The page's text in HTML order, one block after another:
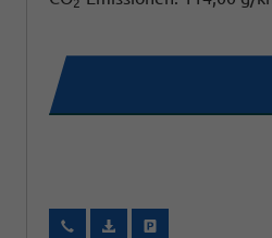
2
Wir rufen Sie anFahrzeugexposé (PDF)